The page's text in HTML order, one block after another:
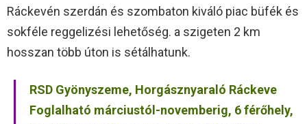
Ráckevén szerdán és szombaton kiváló piac büfék és
sokféle reggelizési lehetőség. a szigeten 2 km
hosszan több úton is sétálhatunk.
RSD Gyönyszeme, Horgásznyaraló Ráckeve
Foglalható márciustól-novemberig, 6 férőhely,